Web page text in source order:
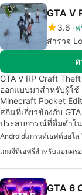
GTA V
3.6 ฟ
สำรวจ
GTA V RP Craft
ออกแบบมาสำหรับผู้ใช้
Minecraft Pocket
สกินที่เกี่ยวข้องกับ
ประสบการณ์ที่ดื่มด่ำใ
Androidแกรนด์เธฟต์ออโต
เกมจีทีเอฟรีสำหรับแอนดร
GTA 6